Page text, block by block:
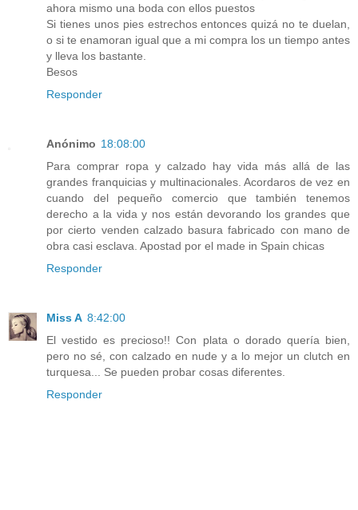
ahora mismo una boda con ellos puestos
Si tienes unos pies estrechos entonces quizá no te duelan,
o si te enamoran igual que a mi compra los un tiempo antes
y lleva los bastante.
Besos
Responder
Anónimo 18:08:00
Para comprar ropa y calzado hay vida más allá de las
grandes franquicias y multinacionales. Acordaros de vez en
cuando del pequeño comercio que también tenemos
derecho a la vida y nos están devorando los grandes que
por cierto venden calzado basura fabricado con mano de
obra casi esclava. Apostad por el made in Spain chicas
Responder
Miss A 8:42:00
El vestido es precioso!! Con plata o dorado quería bien,
pero no sé, con calzado en nude y a lo mejor un clutch en
turquesa... Se pueden probar cosas diferentes.
Responder